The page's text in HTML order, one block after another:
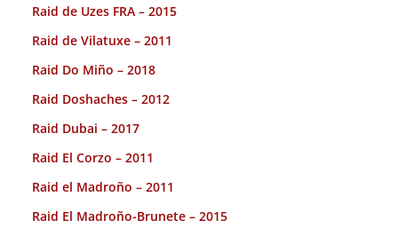
Raid de Uzes FRA – 2015
Raid de Vilatuxe – 2011
Raid Do Miño – 2018
Raid Doshaches – 2012
Raid Dubai – 2017
Raid El Corzo – 2011
Raid el Madroño – 2011
Raid El Madroño-Brunete – 2015